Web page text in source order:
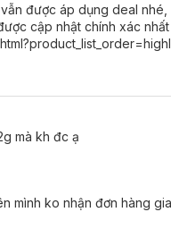
được áp dụng deal
cập nhật chính xác
mà kh đc ạ
mình ko nhận đơn hàng